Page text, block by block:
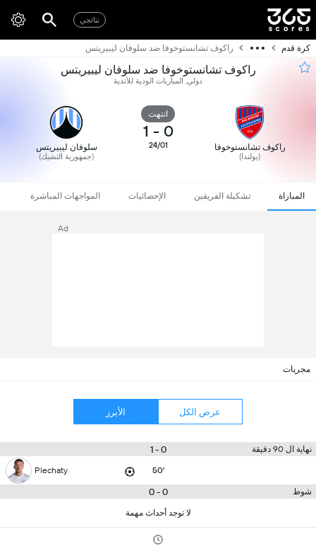
نتائجي
كرة قدم راكوف تشانستوخوفا ضد سلوفان ليبيريتس
راكوف تشانستوخوفا ضد سلوفان ليبيريتس
دولي, المباريات الودية للأندية
راكوف تشانستوخوفا
(بولندا)
انتهت
0
-
1
24/01 سلوفان ليبيريتس
(جمهورية التشيك)
المباراة تشكيلة الفريقين الإحصائيات المواجهات المباشرة
Ad
مجريات
عرض الكل الأبرز
نهاية ال 90 دقيقة 0 - 1
50'
Plechaty
شوط 0 - 0
لا توجد أحداث مهمة